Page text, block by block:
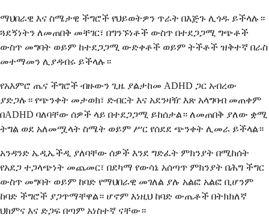
ማህበራዊ እና ስሜታዊ ችግሮች የህይወትዎን ጥራት በእጅጉ ሊጎዱ ይችላሉ።
ጓደኝነትን ለመጠበቅ መቸገር፣ በግንኙነቶች ውስጥ በተደጋጋሚ ግጭቶች
ውስጥ መግባት ወይም ከተደጋጋሚ ውድቀቶች ወይም ትችቶች ዝቅተኛ በራስ
መተማመን ሊያዳብሩ ይችላሉ።
የአእምሮ ጤና ችግሮች ብዙውን ጊዜ ያልታከመ ADHD ጋር አብረው
ያድጋሉ። የጭንቀት መታወክ፣ ድብርት እና አደንዛዥ እጽ አላግባብ መጠቀም
በADHD ባለባቸው ሰዎች ላይ በተደጋጋሚ ይከሰታል። ለመጠበቅ ያለው ቋሚ
ትግል ወደ አለመሟላት ስሜት ወይም ሥር የሰደደ ጭንቀት ሊመራ ይችላል።
አንዳንድ ኤዲኤችዲ ያለባቸው ሰዎች እንደ ግድፈት ምክንያት በሚከሰት
የአደጋ ተጋላጭነት መጨመር፣ በደካማ የውሳኔ አሰጣጥ ምክንያት በሕግ ችግር
ውስጥ መግባት ወይም ከባድ የማህበራዊ መገለል ያሉ አልፎ አልፎ ቢሆንም
ከባድ ችግሮች ያጋጥማቸዋል። ሆኖም እነዚህ ከባድ ውጤቶች በትክክለኛ
ህክምና እና ድጋፍ በጣም አነስተኛ ናቸው።